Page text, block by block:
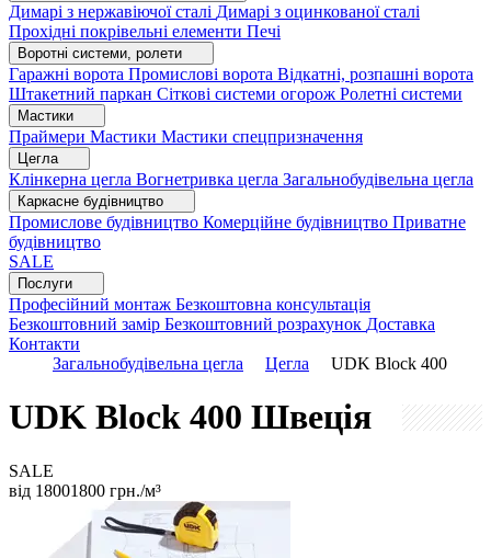
Димарі з нержавіючої сталі Димарі з оцинкованої сталі
Прохідні покрівельні елементи Печі
Воротні системи, ролети
Гаражні ворота Промислові ворота Відкатні, розпашні ворота
Штакетний паркан Сіткові системи огорож Ролетні системи
Мастики
Праймери Мастики Мастики спецпризначення
Цегла
Клінкерна цегла Вогнетривка цегла Загальнобудівельна цегла
Каркасне будівництво
Промислове будівництво Комерційне будівництво Приватне
будівництво
SALE
Послуги
Професійний монтаж Безкоштовна консультація
Безкоштовний замір Безкоштовний розрахунок Доставка
Контакти
Загальнобудівельна цегла
Цегла UDK Block 400
UDK Block 400 Швеція
SALE
від 18001800 грн./м³